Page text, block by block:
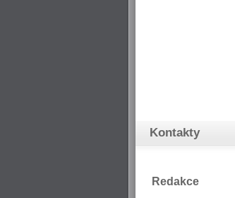
Kontakty
Redakce